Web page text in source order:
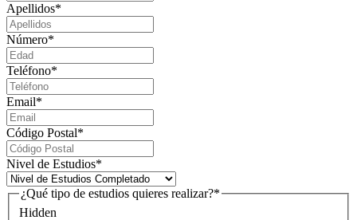
Apellidos*
Número*
Teléfono*
Email*
Código Postal*
Nivel de Estudios*
Hidden
¿Qué tipo de estudios quieres realizar?*